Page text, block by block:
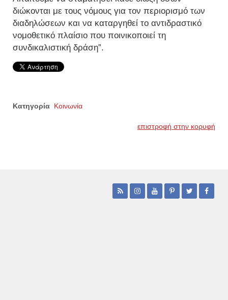
διώκονται με τους νόμους για τον περιορισμό των
διαδηλώσεων και να καταργηθεί το αντιδραστικό
νομοθετικό πλαίσιο που ποινικοποιεί τη
συνδικαλιστική δράση”.
Κατηγορία Κοινωνία
επιστροφή στην κορυφή